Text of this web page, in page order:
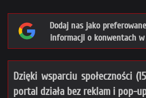
Dodaj nas jako
informacji o konwentach w
Dzięki wsparciu społeczności
portal działa bez reklam i pop-